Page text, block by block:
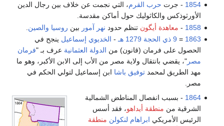
1854 - جرت حرب القرم، التي نجمت عن خلاف بين رجال الدين
الأورثوذكس والكاثوليك حول أماكن مقدسة.
1858
- معاهدة أيگون تنظم حدود نهر آمور بين روسيا والصين
1863
= 9 ذي الحجة 1279 هـ - الخديوي إسماعيل ينجح في
الحصول على فرمان (قانون) من الدولة العثمانية عرف بـ "فرمان
مصر"، يقضي بانتقال ولاية مصر من الأب إلى الابن الأكبر، وهو ما
مهد الطريق لمحمدتوفيق باشا ابن إسماعيل لتولي الحكم في
مصر.
1864 - بسبب انفصال المناطض الشمالية
الشرقية من منطقة أيداهو، فقد أسس
الرئيس الأمريكي ابراهام لنكولن منطقة